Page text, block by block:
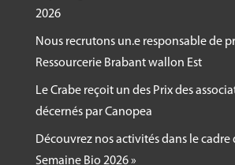
2026
Nous recrutons un.e responsable de
Ressourcerie Brabant wallon Est
Le Crabe reçoit un des Prix des
décernés par Canopea
Découvrez nos activités dans le cadre
Semaine Bio 2026 »